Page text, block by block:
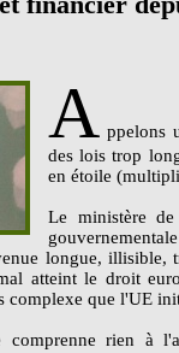
A ppelons
des lois trop
en étoile
Le ministère
longue, illisible,
atteint le droit
complexe que l'UE
comprenne rien à